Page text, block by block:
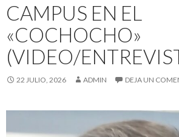
CAMPUS EN EL
«COCHOCHO»
(VIDEO/
22 JULIO, 2026 ADMIN DEJA UN